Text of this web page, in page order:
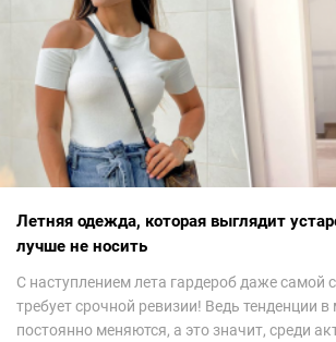
Летняя одежда, которая выглядит
лучше не носить
С наступлением лета гардероб даже самой
требует срочной ревизии! Ведь тенденции
постоянно меняются, а это значит, среди